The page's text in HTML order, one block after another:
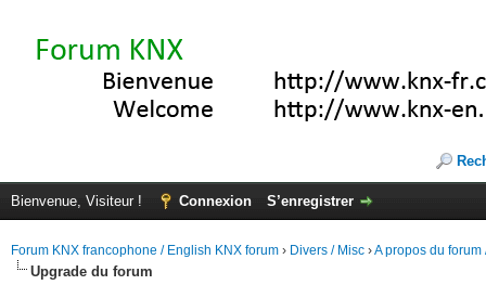
Bienvenue, Visiteur ! Connexion S’enregistrer
Forum KNX francophone / English KNX forum › Divers / Misc ›A propos du forum
Upgrade du forum